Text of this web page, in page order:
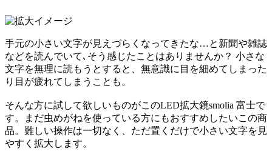
手元の小さい文字が見えづらくなってきたな…と新聞や雑誌
などを読んでいて､そう感じたことはありませんか？ 小さな
文字を無理に読もうとすると、 無意識に目を細めてしまった
り目が疲れてしまうことも 。
そんな方に試して欲しいものがこのLED拡大鏡smolia 富士で
す。まだ虫めがねを使っている方にもおすすめしたいこの商
品。難しい操作は一切なく、 ただ置くだけで小さい文字を見
やすく拡大します。